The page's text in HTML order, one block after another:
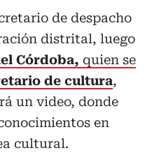
de despacho
distrital, luego
Córdoba, quien se
de cultura,
un video, donde
en
cultural.